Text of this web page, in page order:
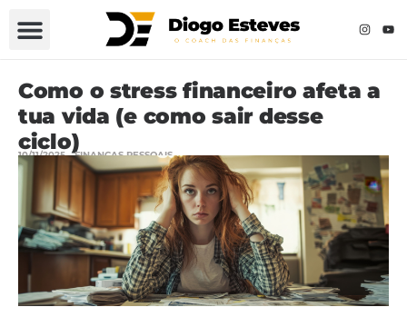
Como o stress financeiro afeta a
tua vida (e como sair desse
ciclo)
10/11/2025 FINANÇAS PESSOAIS